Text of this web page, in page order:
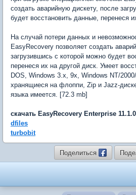
создать аварийную дискету, после
будет восстановить данные, перенеся
На случай потери данных и
EasyRecovery позволяет создать
загрузившись с которой можно будет
перенеся их на другой диск. Умеет
DOS, Windows 3.x, 9x, Windows NT/
хранящиеся на флоппи, Zip и Jazz-
языка имеется. [72.3 mb]
скачать EasyRecovery Enterprise
dfiles
turbobit
Поделиться